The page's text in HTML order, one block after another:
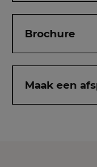
Brochure
Maak een